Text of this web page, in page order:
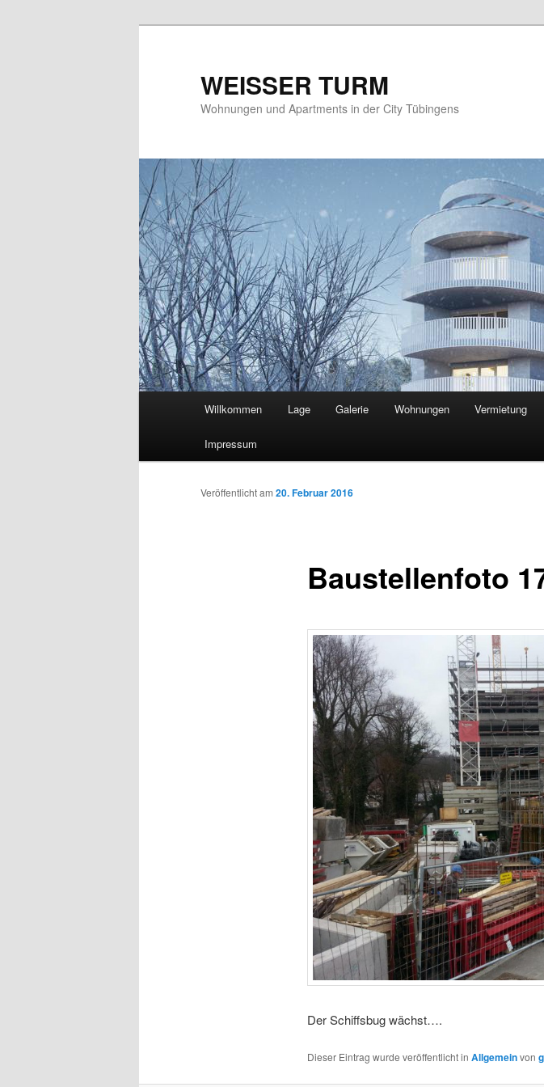
WEISSER TURM
Wohnungen und Apartments in der City Tübingens
Zum
Inhalt
wechseln
Willkommen Lage Galerie Wohnungen Vermietung
Impressum
Baustellenfoto
Veröffentlicht am 20. Februar 2016
Der Schiffsbug wächst….
Dieser Eintrag wurde veröffentlicht in Allgemeinvon